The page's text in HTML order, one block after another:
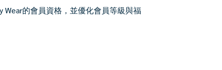
的會員資格，並優化會員等級與福